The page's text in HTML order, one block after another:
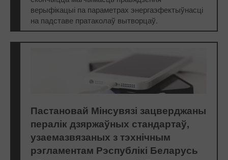
верыфікацыі па параметрах энергаэфектыўнасці
на падставе пратаколаў вытворцаў.
Пастановай Мінсувязі зацверджаны
пералік дзяржаўных стандартаў,
узаемазвязаных з тэхнічным
рэгламентам Рэспублікі Беларусь